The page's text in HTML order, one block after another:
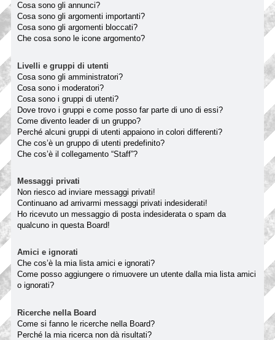
Cosa sono gli annunci?
Cosa sono gli argomenti importanti?
Cosa sono gli argomenti bloccati?
Che cosa sono le icone argomento?
Livelli e gruppi di utenti
Cosa sono gli amministratori?
Cosa sono i moderatori?
Cosa sono i gruppi di utenti?
Dove trovo i gruppi e come posso far parte di uno di essi?
Come divento leader di un gruppo?
Perché alcuni gruppi di utenti appaiono in colori differenti?
Che cos’è un gruppo di utenti predefinito?
Che cos’è il collegamento “Staff”?
Messaggi privati
Non riesco ad inviare messaggi privati!
Continuano ad arrivarmi messaggi privati indesiderati!
Ho ricevuto un messaggio di posta indesiderata o spam da
qualcuno in questa Board!
Amici e ignorati
Che cos’è la mia lista amici e ignorati?
Come posso aggiungere o rimuovere un utente dalla mia lista amici
o ignorati?
Ricerche nella Board
Come si fanno le ricerche nella Board?
Perché la mia ricerca non dà risultati?